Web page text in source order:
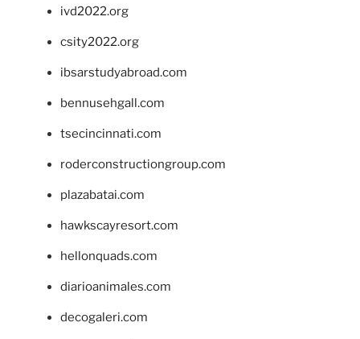
ivd2022.org
csity2022.org
ibsarstudyabroad.com
bennusehgall.com
tsecincinnati.com
roderconstructiongroup.com
plazabatai.com
hawkscayresort.com
hellonquads.com
diarioanimales.com
decogaleri.com